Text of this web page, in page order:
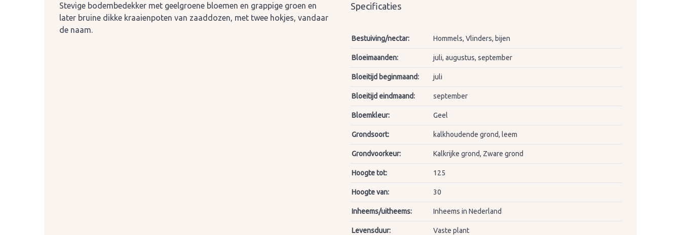
Stevige bodembedekker met geelgroene bloemen en grappige groen en
later bruine dikke kraaienpoten van zaaddozen, met twee hokjes, vandaar
de naam.
Specificaties
Bestuiving/nectar: Hommels, Vlinders, bijen
Bloeimaanden: juli, augustus, september
Bloeitijd beginmaand: juli
Bloeitijd eindmaand: september
Bloemkleur: Geel
Grondsoort: kalkhoudende grond, leem
Grondvoorkeur: Kalkrijke grond, Zware grond
Hoogte tot: 125
Hoogte van: 30
Inheems/uitheems: Inheems in Nederland
Levensduur: Vaste plant